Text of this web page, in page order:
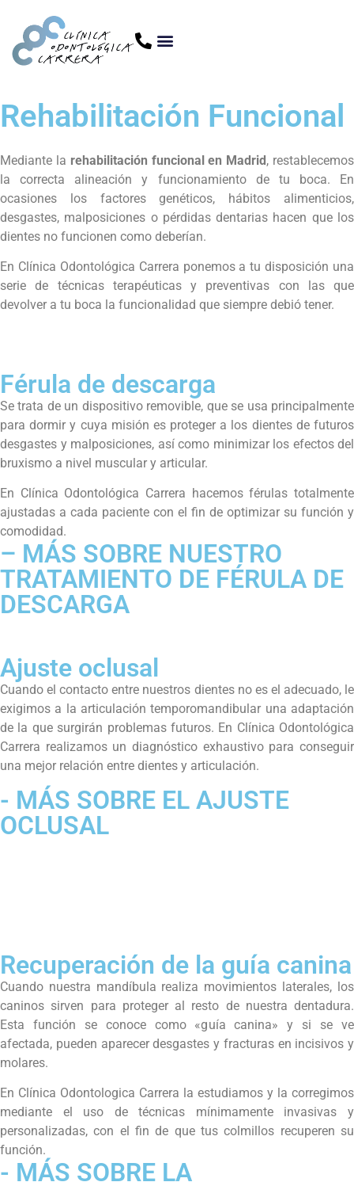
Rehabilitación Funcional
Mediante la rehabilitación funcional en Madrid, restablecemos
la correcta alineación y funcionamiento de tu boca. En
ocasiones los factores genéticos, hábitos alimenticios,
desgastes, malposiciones o pérdidas dentarias hacen que los
dientes no funcionen como deberían.
En Clínica Odontológica Carrera ponemos a tu disposición una
serie de técnicas terapéuticas y preventivas con las que
devolver a tu boca la funcionalidad que siempre debió tener.
Férula de descarga
Se trata de un dispositivo removible, que se usa principalmente
para dormir y cuya misión es proteger a los dientes de futuros
desgastes y malposiciones, así como minimizar los efectos del
bruxismo a nivel muscular y articular.
En Clínica Odontológica Carrera hacemos férulas totalmente
ajustadas a cada paciente con el fin de optimizar su función y
comodidad.
– MÁS SOBRE NUESTRO
TRATAMIENTO DE FÉRULA DE
DESCARGA
Ajuste oclusal
Cuando el contacto entre nuestros dientes no es el adecuado, le
exigimos a la articulación temporomandibular una adaptación
de la que surgirán problemas futuros. En Clínica Odontológica
Carrera realizamos un diagnóstico exhaustivo para conseguir
una mejor relación entre dientes y articulación.
- MÁS SOBRE EL AJUSTE
OCLUSAL
Recuperación de la guía canina
Cuando nuestra mandíbula realiza movimientos laterales, los
caninos sirven para proteger al resto de nuestra dentadura.
Esta función se conoce como «guía canina» y si se ve
afectada, pueden aparecer desgastes y fracturas en incisivos y
molares.
En Clínica Odontologica Carrera la estudiamos y la corregimos
mediante el uso de técnicas mínimamente invasivas y
personalizadas, con el fin de que tus colmillos recuperen su
función.
- MÁS SOBRE LA